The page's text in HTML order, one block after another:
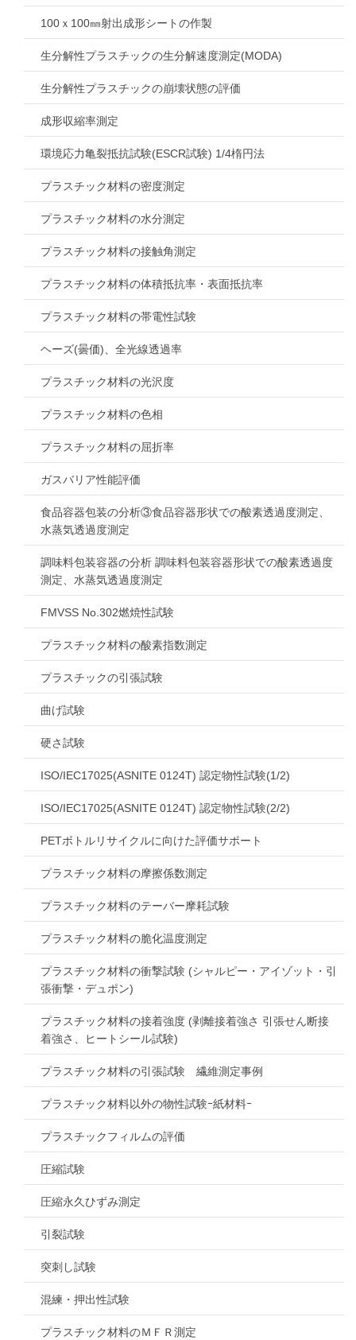
100ｘ100㎜射出成形シートの作製
生分解性プラスチックの生分解速度測定(MODA)
生分解性プラスチックの崩壊状態の評価
成形収縮率測定
環境応力亀裂抵抗試験(ESCR試験) 1/4楕円法
プラスチック材料の密度測定
プラスチック材料の水分測定
プラスチック材料の接触角測定
プラスチック材料の体積抵抗率・表面抵抗率
プラスチック材料の帯電性試験
ヘーズ(曇価)、全光線透過率
プラスチック材料の光沢度
プラスチック材料の色相
プラスチック材料の屈折率
ガスバリア性能評価
食品容器包装の分析③食品容器形状での酸素透過度測定、
水蒸気透過度測定
調味料包装容器の分析 調味料包装容器形状での酸素透過度
測定、水蒸気透過度測定
FMVSS No.302燃焼性試験
プラスチック材料の酸素指数測定
プラスチックの引張試験
曲げ試験
硬さ試験
ISO/IEC17025(ASNITE 0124T) 認定物性試験(1/2)
ISO/IEC17025(ASNITE 0124T) 認定物性試験(2/2)
PETボトルリサイクルに向けた評価サポート
プラスチック材料の摩擦係数測定
プラスチック材料のテーバー摩耗試験
プラスチック材料の脆化温度測定
プラスチック材料の衝撃試験 (シャルピー・アイゾット・引
張衝撃・デュポン)
プラスチック材料の接着強度 (剥離接着強さ 引張せん断接
着強さ、ヒートシール試験)
プラスチック材料の引張試験 繊維測定事例
プラスチック材料以外の物性試験ｰ紙材料ｰ
プラスチックフィルムの評価
圧縮試験
圧縮永久ひずみ測定
引裂試験
突刺し試験
混練・押出性試験
プラスチック材料のＭＦＲ測定